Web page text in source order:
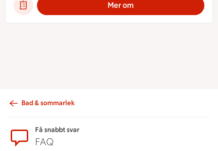
Mer om
Bad & sommarlek
Få snabbt svar
FAQ